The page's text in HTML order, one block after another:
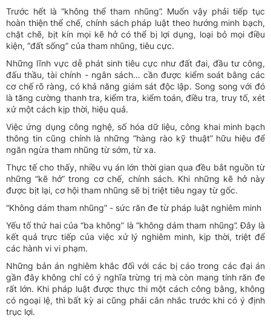
Trước hết là “không thể tham nhũng”. Muốn vậy phải tiếp tục
hoàn thiện thể chế, chính sách pháp luật theo hướng minh bạch,
chặt chẽ, bịt kín mọi kẽ hở có thể bị lợi dụng, loại bỏ mọi điều
kiện, “đất sống” của tham nhũng, tiêu cực.
Những lĩnh vực dễ phát sinh tiêu cực như đất đai, đầu tư công,
đấu thầu, tài chính - ngân sách… cần được kiểm soát bằng các
cơ chế rõ ràng, có khả năng giám sát độc lập. Song song với đó
là tăng cường thanh tra, kiểm tra, kiểm toán, điều tra, truy tố, xét
xử một cách kịp thời, hiệu quả.
Việc ứng dụng công nghệ, số hóa dữ liệu, công khai minh bạch
thông tin cũng chính là những “hàng rào kỹ thuật” hữu hiệu để
ngăn ngừa tham nhũng từ sớm, từ xa.
Thực tế cho thấy, nhiều vụ án lớn thời gian qua đều bắt nguồn từ
những “kẽ hở” trong cơ chế, chính sách. Khi những kẽ hở này
được bịt lại, cơ hội tham nhũng sẽ bị triệt tiêu ngay từ gốc.
“Không dám tham nhũng” - sức răn đe từ pháp luật nghiêm minh
Yếu tố thứ hai của “ba không” là “không dám tham nhũng”. Đây là
kết quả trực tiếp của việc xử lý nghiêm minh, kịp thời, triệt để
các hành vi vi phạm.
Những bản án nghiêm khắc đối với các bị cáo trong các đại án
gần đây không chỉ có ý nghĩa trừng trị mà còn mang tính răn đe
rất lớn. Khi pháp luật được thực thi một cách công bằng, không
có ngoại lệ, thì bất kỳ ai cũng phải cân nhắc trước khi có ý định
trục lợi.